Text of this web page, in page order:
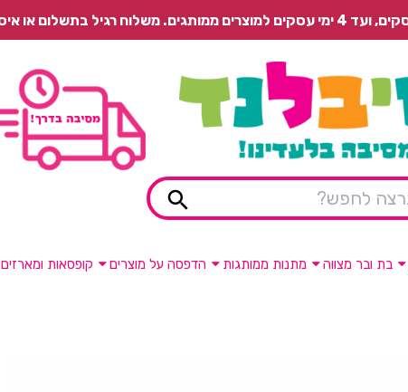
בת ובר מצווה מתנות ממותגות הדפסה על מוצרים קופסאות ומארזים